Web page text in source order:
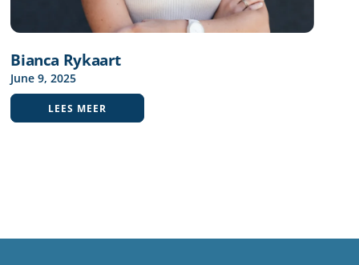
Bianca Rykaart
June 9,2025
LEES MEER